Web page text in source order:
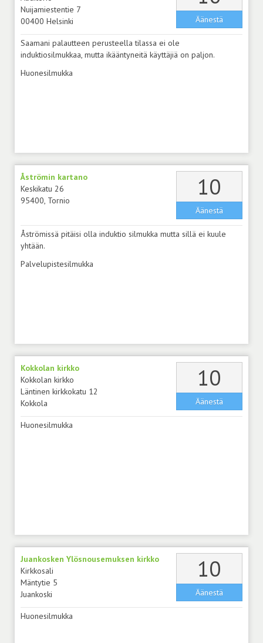
Nuijamiestentie 7
00400 Helsinki
Äänestä
Saamani palautteen perusteella tilassa ei ole
induktiosilmukkaa, mutta ikääntyneitä käyttäjiä on paljon.
Huonesilmukka
Åströmin kartano
Keskikatu 26
95400, Tornio
10
Äänestä
Åströmissä pitäisi olla induktio silmukka mutta sillä ei kuule
yhtään.
Palvelupistesilmukka
Kokkolan kirkko
Kokkolan kirkko
Läntinen kirkkokatu 12
Kokkola
10
Äänestä
Huonesilmukka
Juankosken Ylösnousemuksen kirkko
Kirkkosali
Mäntytie 5
Juankoski
10
Äänestä
Huonesilmukka